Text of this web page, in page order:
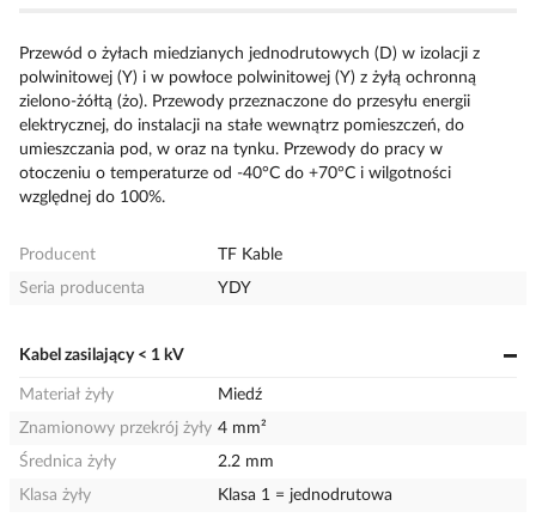
Przewód o żyłach miedzianych jednodrutowych (D) w izolacji z
polwinitowej (Y) i w powłoce polwinitowej (Y) z żyłą ochronną
zielono-żółtą (żo). Przewody przeznaczone do przesyłu energii
elektrycznej, do instalacji na stałe wewnątrz pomieszczeń, do
umieszczania pod, w oraz na tynku. Przewody do pracy w
otoczeniu o temperaturze od -40°C do +70°C i wilgotności
względnej do 100%.
Producent
TF Kable
Seria producenta
YDY
Kabel zasilający < 1 kV
Materiał żyły
Miedź
Znamionowy przekrój żyły 4 mm²
Średnica żyły
2.2 mm
Klasa żyły
Klasa 1 = jednodrutowa